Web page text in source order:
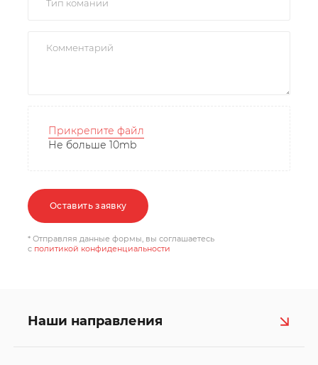
Прикрепите файл
Не больше 10mb
Оставить заявку
* Отправляя данные формы, вы соглашаетесь
c политикой конфиденциальности
Наши направления